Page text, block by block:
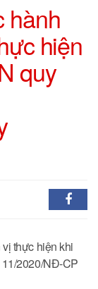
hành
hiện
quy
thực hiện khi
2020/NĐ-CP